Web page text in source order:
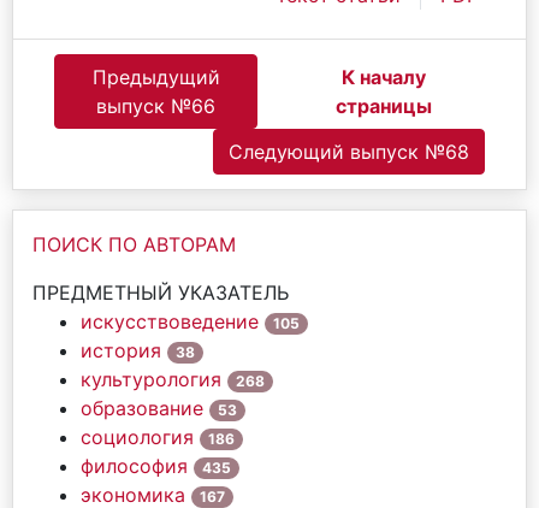
Предыдущий
выпуск №66
К началу
страницы
Следующий выпуск №68
ПОИСК ПО АВТОРАМ
ПРЕДМЕТНЫЙ УКАЗАТЕЛЬ
искусствоведение
105
история 38
культурология 268
образование 53
социология 186
философия 435
экономика 167